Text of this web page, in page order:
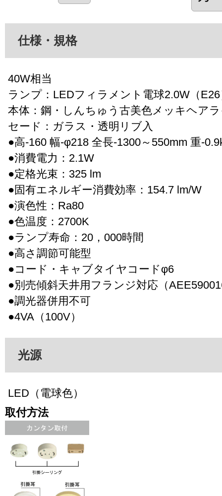
仕様・規格
40W相当
ランプ：LEDフィラメント電球2.0W（
本体：鋼・しんちゅう古美色メッキヘア
セード：ガラス・透明リブ入
●高-160 幅-φ218 全長-1300～550mm 重-
●消費電力：2.1W
●定格光束：325 lm
●固有エネルギー消費効率：154.7 lm/W
●演色性：Ra80
●色温度：2700K
●ランプ寿命：20，000時間
●高さ調節可能型
●コード・キャブタイヤコードφ6
●別売傾斜天井用フランジ対応（
●調光器併用不可
●4VA（100V）
光源
LED（電球色）
取付方法